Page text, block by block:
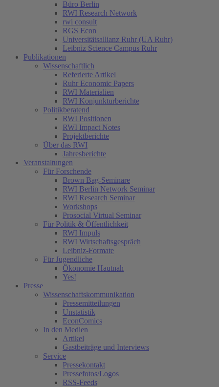
Büro Berlin
RWI Research Network
rwi consult
RGS Econ
Universitätsallianz Ruhr (UA Ruhr)
Leibniz Science Campus Ruhr
Publikationen
Wissenschaftlich
Referierte Artikel
Ruhr Economic Papers
RWI Materialien
RWI Konjunkturberichte
Politikberatend
RWI Positionen
RWI Impact Notes
Projektberichte
Über das RWI
Jahresberichte
Veranstaltungen
Für Forschende
Brown Bag-Seminare
RWI Berlin Network Seminar
RWI Research Seminar
Workshops
Prosocial Virtual Seminar
Für Politik & Öffentlichkeit
RWI Impuls
RWI Wirtschaftsgespräch
Leibniz-Formate
Für Jugendliche
Ökonomie Hautnah
Yes!
Presse
Wissenschaftskommunikation
Pressemitteilungen
Unstatistik
EconComics
In den Medien
Artikel
Gastbeiträge und Interviews
Service
Pressekontakt
Pressefotos/Logos
RSS-Feeds